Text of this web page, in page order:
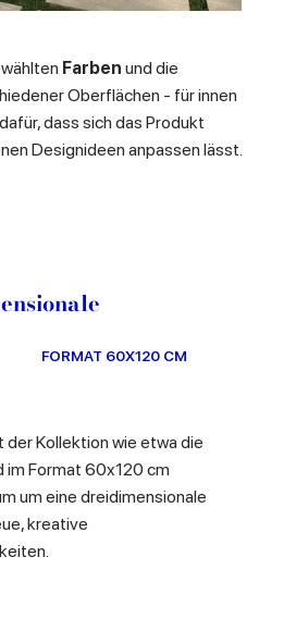
Farben und die
Oberflächen - für innen
dass sich das Produkt
Designideen anpassen lässt.
FORMAT 60X120 CM
Kollektion wie etwa die
im Format 60x120 cm
um eine dreidimensionale
kreative